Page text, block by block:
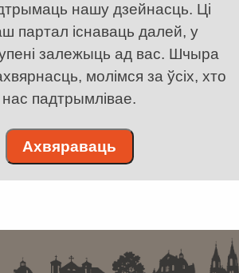
нашу дзейнасць. Ці
партал існаваць далей, у
залежыць ад вас. Шчыра
молімся за ўсіх, хто
нас падтрымлівае.
Ахвяраваць